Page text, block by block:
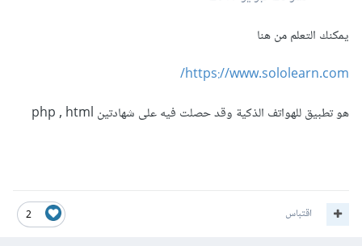
يمكنك التعلم من هنا
https://www.sololearn.com/
هو تطبيق للهواتف الذكية وقد حصلت فيه على شهادتين php , html
2 اقتباس